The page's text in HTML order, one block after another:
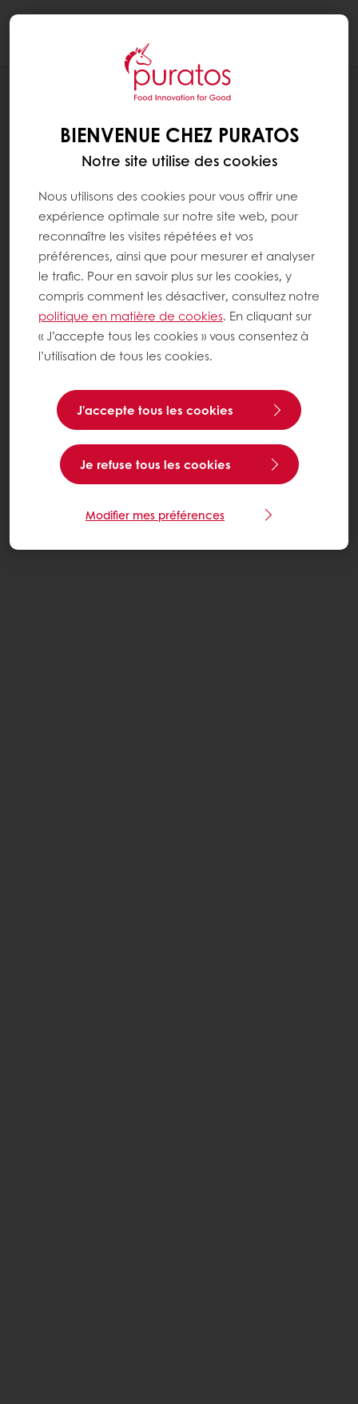
BIENVENUE CHEZ PURATOS
Notre site utilise des cookies
Nous utilisons des cookies pour vous offrir une
expérience optimale sur notre site web, pour
reconnaître les visites répétées et vos
préférences, ainsi que pour mesurer et analyser
le trafic. Pour en savoir plus sur les cookies, y
compris comment les désactiver, consultez notre
politique en matière de cookies. En cliquant sur
« J’accepte tous les cookies » vous consentez à
l’utilisation de tous les cookies.
J’accepte tous les cookies
Je refuse tous les cookies
Modifier mes préférences